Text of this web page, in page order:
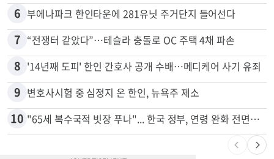
5 쌀·라면 값 최대 80% 할인…H마트 ‘폭탄 세일’
6 부에나파크 한인타운에 281유닛 주거단지 들어선다
7 “전쟁터 같았다”…테슬라 충돌로 OC 주택 4채 파손
8 '14년째 도피' 한인 간호사 공개 수배…메디케어 사기 유죄
9 변호사시험 중 심정지 온 한인, 뉴욕주 제소
"65세 복수국적 빗장 푸나"... 한국 정부, 연령 완화 전면 추진